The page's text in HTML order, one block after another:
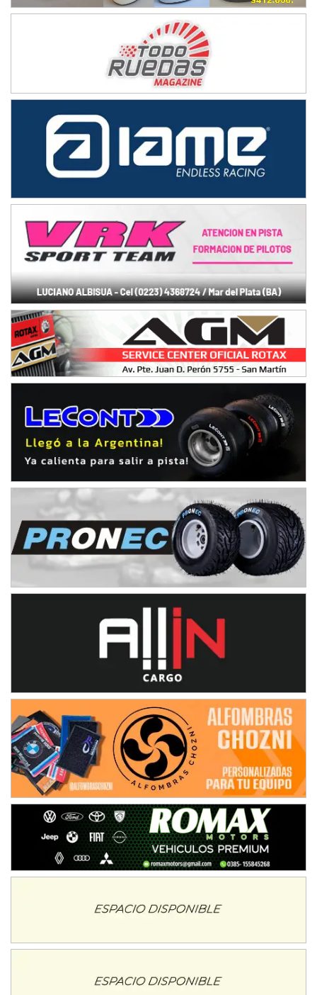
SUR SANTAFESINO - F4
Rufino (Santa Fe)
TUCUMANO - F5
Juan Navarro (Asfalto)
El Timbó (Tucumán)